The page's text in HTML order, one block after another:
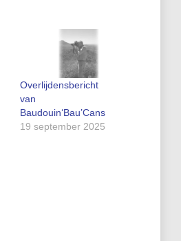
Overlijdensbericht
van
Baudouin‘Bau’Cans
19 september 2025